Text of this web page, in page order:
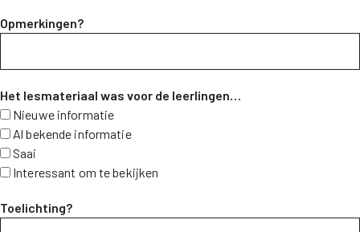
Opmerkingen?
Het lesmateriaal was voor de leerlingen…
Nieuwe informatie
Al bekende informatie
Saai
Interessant om te bekijken
Toelichting?